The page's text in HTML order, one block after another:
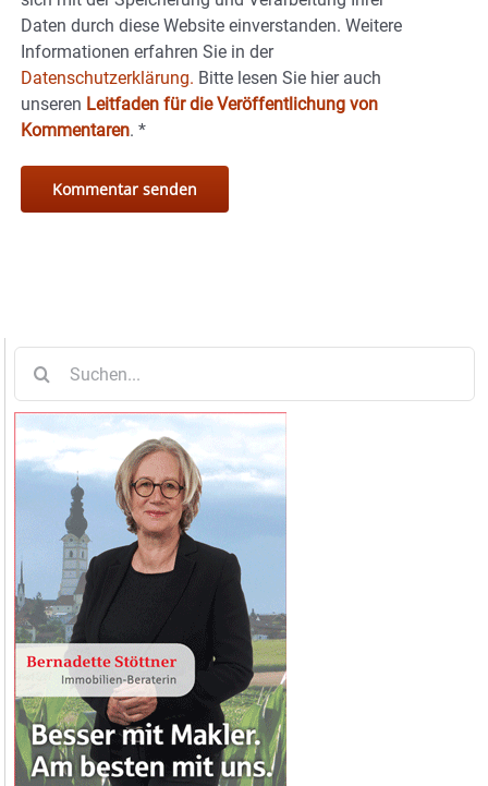
Daten durch diese Website einverstanden. Weitere
Informationen erfahren Sie in der
Datenschutzerklärung. Bitte lesen Sie hier auch
unseren Leitfaden für die Veröffentlichung von
Kommentaren. *
nach: